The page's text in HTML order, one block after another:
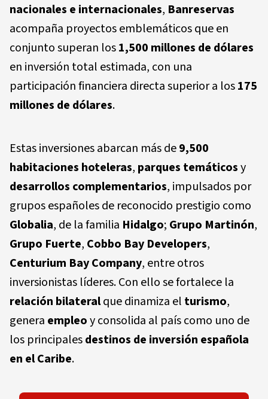
nacionales e internacionales, Banreservas
acompaña proyectos emblemáticos que en
conjunto superan los1,500 millones de dólares
en inversión total estimada, con una
participación financiera directa superior a los175
millones de dólares.
Estas inversiones abarcan más de9,500
habitaciones hoteleras, parques temáticosy
desarrollos complementarios, impulsados por
grupos españoles de reconocido prestigio como
Globalia, de la familia Hidalgo; Grupo Martinón,
Grupo Fuerte, Cobbo Bay Developers,
Centurium Bay Company, entre otros
inversionistas líderes. Con ello se fortalece la
relación bilateralque dinamiza el turismo,
genera empleoy consolida al país como uno de
los principalesdestinos de inversión española
en el Caribe.